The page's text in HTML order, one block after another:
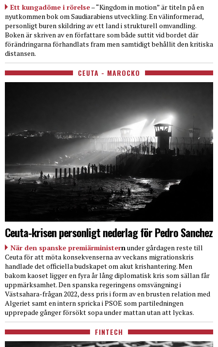
Ett kungadöme i rörelse– “Kingdom in motion” är titeln på en
nyutkommen bok om Saudiarabiens utveckling. En välinformerad,
personligt buren skildring av ett land i strukturell omvandling.
Boken är skriven av en författare som både suttit vid bordet där
förändringarna förhandlats fram men samtidigt behållit den kritiska
distansen.
CEUTA - MAROCKO
Ceuta-krisen personligt nederlag för Pedro Sanchez
När den spanske premiärministernunder gårdagen reste till
Ceuta för att möta konsekvenserna av veckans migrationskris
handlade det officiella budskapet om akut krishantering. Men
bakom kaoset ligger en fyra år lång diplomatisk kris som sällan får
uppmärksamhet. Den spanska regeringens omsvängning i
Västsahara-frågan 2022, dess pris i form av en brusten relation med
Algeriet samt en intern spricka i PSOE som partiledningen
upprepade gånger försökt sopa under mattan utan att lyckas.
FINTECH